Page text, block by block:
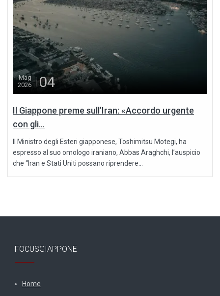
Mag
2026
04
Il Giappone preme sull’Iran: «Accordo urgente
con gli...
Il Ministro degli Esteri giapponese, Toshimitsu Motegi, ha
espresso al suo omologo iraniano, Abbas Araghchi, l’auspicio
che “Iran e Stati Uniti possano riprendere...
FOCUSGIAPPONE
Home